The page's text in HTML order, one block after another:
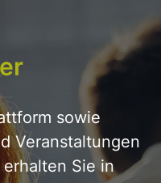
sowie
Veranstaltungen
erhalten Sie in